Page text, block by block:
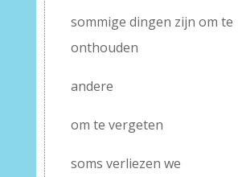
sommige dingen zijn om te
onthouden
andere
om te vergeten
soms verliezen we